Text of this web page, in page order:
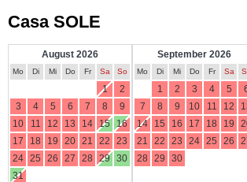
Casa SOLE
August 2026
Mo Di Mi Do Fr Sa So
1
2
3
4 5 6 7 8
9
10
11 12 13 14 15
16
17
18 19 20 21 22
23
24 25 26 27 28 29
30
31
September 2026
Mo Di Mi Do Fr Sa
1 2 3 4 5
7
8 9 10 11 12
14
15 16 17 18 19
21
22 23 24 25 26
28 29 30